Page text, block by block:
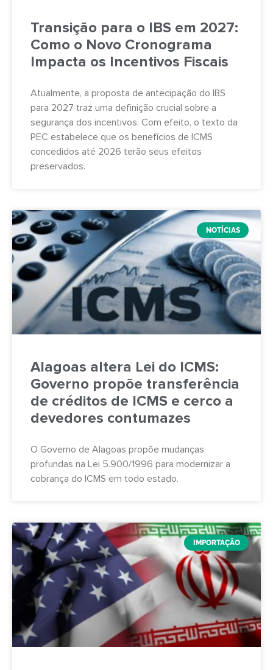
Transição para o IBS em 2027:
Como o Novo Cronograma
Impacta os Incentivos Fiscais
Atualmente, a proposta de antecipação do IBS
para 2027 traz uma definição crucial sobre a
segurança dos incentivos. Com efeito, o texto da
PEC estabelece que os benefícios de ICMS
concedidos até 2026 terão seus efeitos
preservados.
NOTÍCIAS
Alagoas altera Lei do ICMS:
Governo propõe transferência
de créditos de ICMS e cerco a
devedores contumazes
O Governo de Alagoas propõe mudanças
profundas na Lei 5.900/1996 para modernizar a
cobrança do ICMS em todo estado.
IMPORTAÇÃO